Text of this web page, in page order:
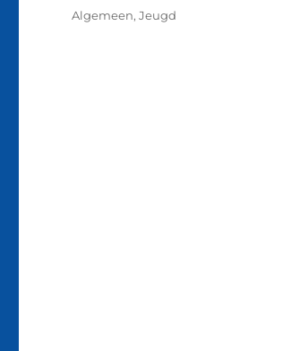
op
Categorieën
Algemeen,Jeugd